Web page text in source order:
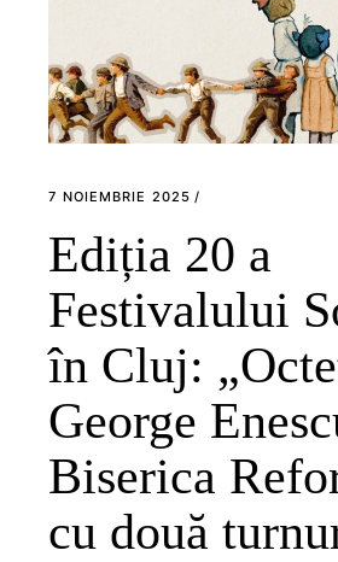
7 NOIEMBRIE 2025
Ediția 20 a
Festivalului
în Cluj:
George
Biserica
cu două